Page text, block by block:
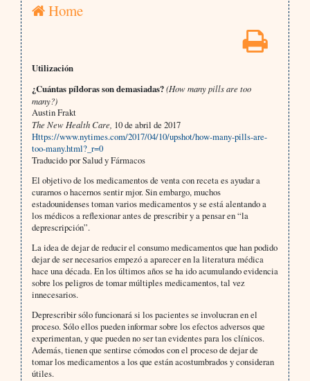
Home
Utilización
¿Cuántas píldoras son demasiadas?(How many pills are too
many?)
Austin Frakt
The New Health Care, 10 de abril de 2017
Https://www.nytimes.com/2017/04/10/upshot/how-many-pills-are-
too-many.html?_r=0
Traducido por Salud y Fármacos
El objetivo de los medicamentos de venta con receta es ayudar a
curarnos o hacernos sentir mjor. Sin embargo, muchos
estadounidenses toman varios medicamentos y se está alentando a
los médicos a reflexionar antes de prescribir y a pensar en “la
deprescripción”.
La idea de dejar de reducir el consumo medicamentos que han podido
dejar de ser necesarios empezó a aparecer en la literatura médica
hace una década. En los últimos años se ha ido acumulando evidencia
sobre los peligros de tomar múltiples medicamentos, tal vez
innecesarios.
Deprescribir sólo funcionará si los pacientes se involucran en el
proceso. Sólo ellos pueden informar sobre los efectos adversos que
experimentan, y que pueden no ser tan evidentes para los clínicos.
Además, tienen que sentirse cómodos con el proceso de dejar de
tomar los medicamentos a los que están acostumbrados y consideran
útiles.